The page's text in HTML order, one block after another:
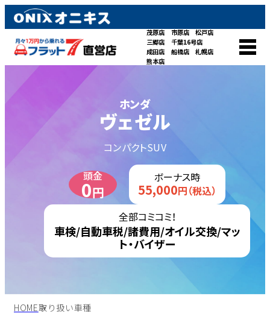
茂原店 市原店
松戸店
三郷店
千葉16号店
成田店
船橋店
札幌店
熊本店
ホンダ
ヴェゼル
コンパクトSUV
頭金
0円
ボーナス時
55,000円（税込）
全部コミコミ！
車検/自動車税/諸費用/オイル交換/マッ
ト・バイザー
HOME取り扱い車種